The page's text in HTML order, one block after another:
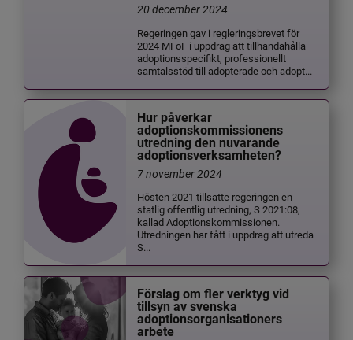
20 december 2024
Regeringen gav i regleringsbrevet för
2024 MFoF i uppdrag att tillhandahålla
adoptionsspecifikt, professionellt
samtalsstöd till adopterade och adopt...
Hur påverkar
adoptionskommissionens
utredning den nuvarande
adoptionsverksamheten?
7 november 2024
Hösten 2021 tillsatte regeringen en
statlig offentlig utredning, S 2021:08,
kallad Adoptionskommissionen.
Utredningen har fått i uppdrag att utreda
S...
Förslag om fler verktyg vid
tillsyn av svenska
adoptionsorganisationers
arbete